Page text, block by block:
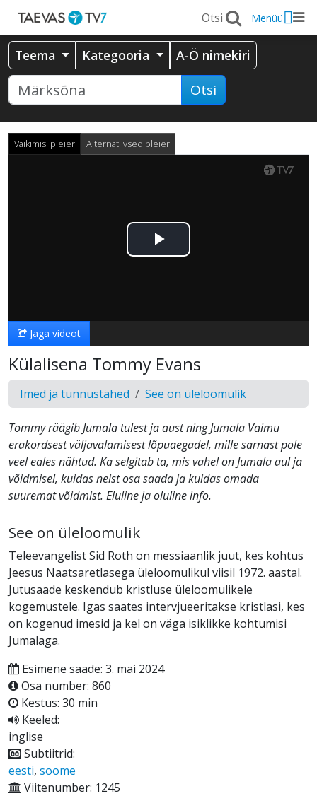
Menüü
Teema Kategooria A-Ö nimekiri
Otsi
Vaikimisi pleier Alternatiivsed pleier
Esita
Jaga videot
Külalisena Tommy Evans
Imed ja tunnustähed See on üleloomulik
Tommy räägib Jumala tulest ja aust ning Jumala Vaimu
erakordsest väljavalamisest lõpuaegadel, mille sarnast pole
veel eales nähtud. Ka selgitab ta, mis vahel on Jumala aul ja
võidmisel, kuidas neist osa saada ja kuidas omada
suuremat võidmist. Eluline ja oluline info.
See on üleloomulik
Teleevangelist Sid Roth on messiaanlik juut, kes kohtus
Jeesus Naatsaretlasega üleloomulikul viisil 1972. aastal.
Jutusaade keskendub kristluse üleloomulikele
kogemustele. Igas saates intervjueeritakse kristlasi, kes
on kogenud imesid ja kel on väga isiklikke kohtumisi
Jumalaga.
Esimene saade: 3. mai 2024
Osa number: 860
Kestus: 30 min
Keeled:
inglise
Subtiitrid:
eesti, soome
Viitenumber: 1245